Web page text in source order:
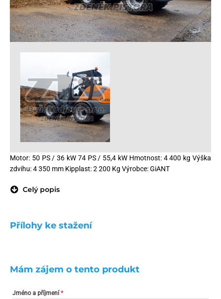
Motor: 50 PS / 36 kW 74 PS / 55,4 kW Hmotnost: 4 400 kg Výška
zdvihu: 4 350 mm Kipplast: 2 200 Kg Výrobce: GiANT
Celý popis
Přílohy ke stažení
Mám zájem o tento produkt
Jméno a příjmení *